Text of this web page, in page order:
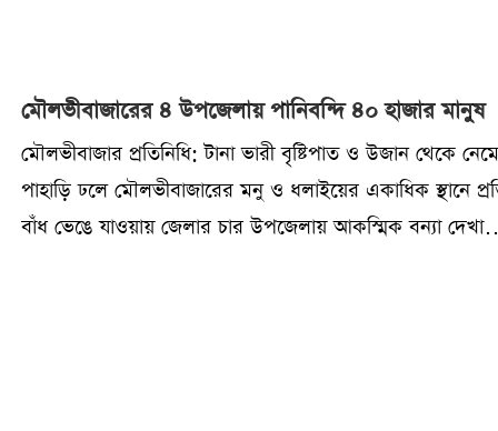
মৌলভীবাজারের ৪ উপজেলায় পানিবন্দি ৪০ হাজার মানুষ
মৌলভীবাজার প্রতিনিধি: টানা ভারী বৃষ্টিপাত ও উজান থেকে
পাহাড়ি ঢলে মৌলভীবাজারের মনু ও ধলাইয়ের একাধিক স্থানে
বাঁধ ভেঙে যাওয়ায় জেলার চার উপজেলায় আকস্মিক বন্যা দেখা